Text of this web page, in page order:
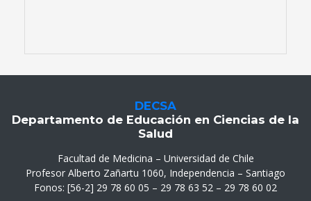
DECSA
Departamento de Educación en Ciencias de la
Salud
Facultad de Medicina – Universidad de Chile
Profesor Alberto Zañartu 1060, Independencia – Santiago
Fonos: [56-2] 29 78 60 05 – 29 78 63 52 – 29 78 60 02